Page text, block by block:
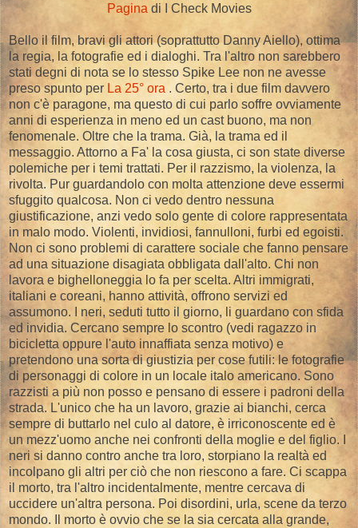
Pagina di I Check Movies
Bello il film, bravi gli attori (soprattutto Danny Aiello), ottima
la regia, la fotografie ed i dialoghi. Tra l'altro non sarebbero
stati degni di nota se lo stesso Spike Lee non ne avesse
preso spunto per La 25° ora . Certo, tra i due film davvero
non c'è paragone, ma questo di cui parlo soffre ovviamente
anni di esperienza in meno ed un cast buono, ma non
fenomenale. Oltre che la trama. Già, la trama ed il
messaggio. Attorno a Fa' la cosa giusta, ci son state diverse
polemiche per i temi trattati. Per il razzismo, la violenza, la
rivolta. Pur guardandolo con molta attenzione deve essermi
sfuggito qualcosa. Non ci vedo dentro nessuna
giustificazione, anzi vedo solo gente di colore rappresentata
in malo modo. Violenti, invidiosi, fannulloni, furbi ed egoisti.
Non ci sono problemi di carattere sociale che fanno pensare
ad una situazione disagiata obbligata dall'alto. Chi non
lavora e bighelloneggia lo fa per scelta. Altri immigrati,
italiani e coreani, hanno attività, offrono servizi ed
assumono. I neri, seduti tutto il giorno, li guardano con sfida
ed invidia. Cercano sempre lo scontro (vedi ragazzo in
bicicletta oppure l'auto innaffiata senza motivo) e
pretendono una sorta di giustizia per cose futili: le fotografie
di personaggi di colore in un locale italo americano. Sono
razzisti a più non posso e pensano di essere i padroni della
strada. L'unico che ha un lavoro, grazie ai bianchi, cerca
sempre di buttarlo nel culo al datore, è irriconoscente ed è
un mezz'uomo anche nei confronti della moglie e del figlio. I
neri si danno contro anche tra loro, storpiano la realtà ed
incolpano gli altri per ciò che non riescono a fare. Ci scappa
il morto, tra l'altro incidentalmente, mentre cercava di
uccidere un'altra persona. Poi disordini, urla, scene da terzo
mondo. Il morto è ovvio che se la sia cercata alla grande,